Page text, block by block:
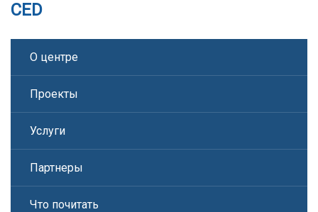
CED
О центре
Проекты
Услуги
Партнеры
Что почитать